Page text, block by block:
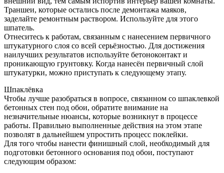
Траншеи, которые остались после демонтажа маяков,
заделайте ремонтным раствором. Используйте для этого
шпатель.
Отнеситесь к работам, связанным с нанесением первичного
штукатурного слоя со всей серьёзностью. Для достижения
наилучших результатов используйте бетоноконтакт и
проникающую грунтовку. Когда нанесён первичный слой
штукатурки, можно приступать к следующему этапу.
Шпаклёвка
Чтобы лучше разобраться в вопросе, связанном со шпаклевкой
бетонных стен под обои, обратите внимание на
незначительные нюансы, которые возникнут в процессе
работы. Правильно выполненные действия на этом этапе
позволят в дальнейшем упростить процесс поклейки.
Для того чтобы нанести финишный слой, необходимый для
подготовки бетонного основания под обои, поступают
следующим образом: